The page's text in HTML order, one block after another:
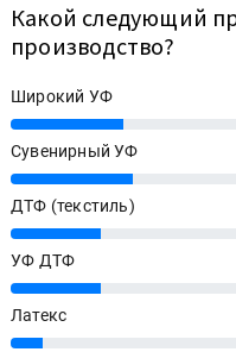
Какой следующий
производство?
Широкий УФ
25%
Сувенирный УФ
27%
ДТФ (текстиль)
20%
УФ ДТФ
20%
Латекс
7%